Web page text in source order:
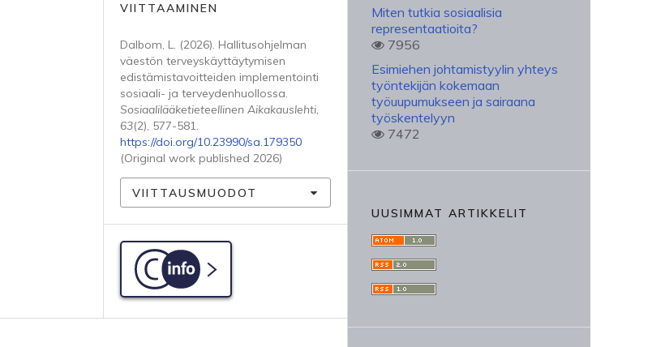
VIITTAAMINEN
Dalbom, L. (2026). Hallitusohjelman
väestön terveyskäyttäytymisen
edistämistavoitteiden implementointi
sosiaali- ja terveydenhuollossa.
Sosiaalilääketieteellinen Aikakauslehti,
63(2), 577-581.
https://doi.org/10.23990/sa.179350
(Original work published 2026)
VIITTAUSMUODOT
C-info
Miten tutkia sosiaalisia
representaatioita?
7956
Esimiehen johtamistyylin yhteys
työntekijän kokemaan
työuupumukseen ja sairaana
työskentelyyn
7472
UUSIMMAT ARTIKKELIT